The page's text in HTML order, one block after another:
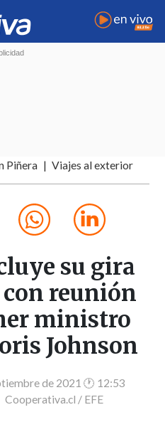
Piñera Viajes al exterior
su gira
reunión
ministro
Johnson
de 2021 🕐 12:53
Cooperativa.cl / EFE